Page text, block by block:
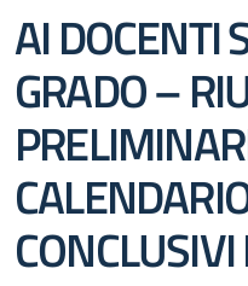
AI DOCENTI
GRADO –
CONCLUSIVI